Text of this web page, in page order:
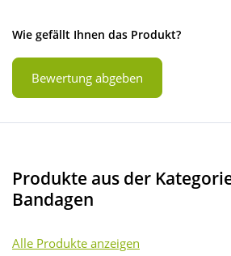
Wie gefällt Ihnen das Produkt?
Bewertung abgeben
Produkte aus der
Bandagen
Alle Produkte anzeigen